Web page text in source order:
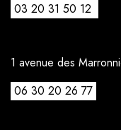
03 20 31 50 12
1 avenue des
06 30 20 26 77